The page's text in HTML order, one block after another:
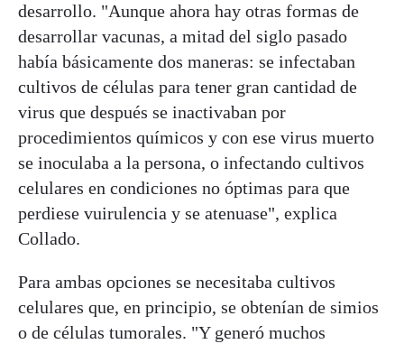
desarrollo. "Aunque ahora hay otras formas de
desarrollar vacunas, a mitad del siglo pasado
había básicamente dos maneras: se infectaban
cultivos de células para tener gran cantidad de
virus que después se inactivaban por
procedimientos químicos y con ese virus muerto
se inoculaba a la persona, o infectando cultivos
celulares en condiciones no óptimas para que
perdiese vuirulencia y se atenuase", explica
Collado.
Para ambas opciones se necesitaba cultivos
celulares que, en principio, se obtenían de simios
o de células tumorales. "Y generó muchos